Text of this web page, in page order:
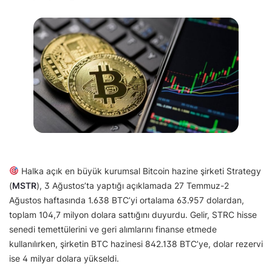
Halka açık en büyük kurumsal Bitcoin hazine şirketi Strategy
(MSTR), 3 Ağustos’ta yaptığı açıklamada 27 Temmuz-2
Ağustos haftasında 1.638 BTC’yi ortalama 63.957 dolardan,
toplam 104,7 milyon dolara sattığını duyurdu. Gelir, STRC hisse
senedi temettülerini ve geri alımlarını finanse etmede
kullanılırken, şirketin BTC hazinesi 842.138 BTC’ye, dolar rezervi
ise 4 milyar dolara yükseldi.